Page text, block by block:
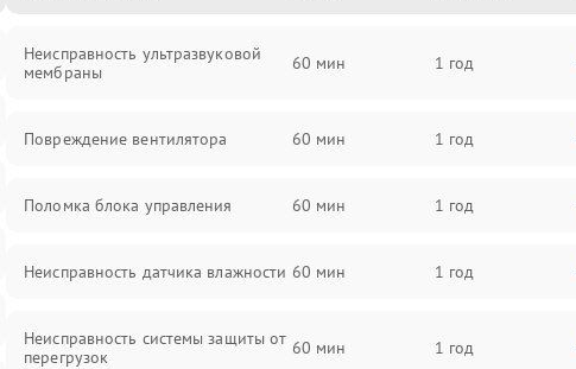
Неисправность ультразвуковой
мембраны
60 мин 1 год
Повреждение вентилятора 60 мин 1 год
Поломка блока управления 60 мин 1 год
Неисправность датчика влажности 60 мин 1 год
Неисправность системы защиты от
перегрузок
60 мин 1 год